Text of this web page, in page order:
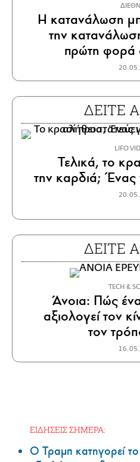
Η κατανάλωση
την
πρώτη φορά
ΔΕΙΤΕ
LIFO
Τελικά, το
την καρδιά; Ένας
ΔΕΙΤΕ
ΤECH &
Άνοια: Πώς
αξιολογεί τον
τον
ΕΙΔΗΣΕΙΣ ΣΗΜΕΡΑ:
Ο Τραμπ κατηγορεί